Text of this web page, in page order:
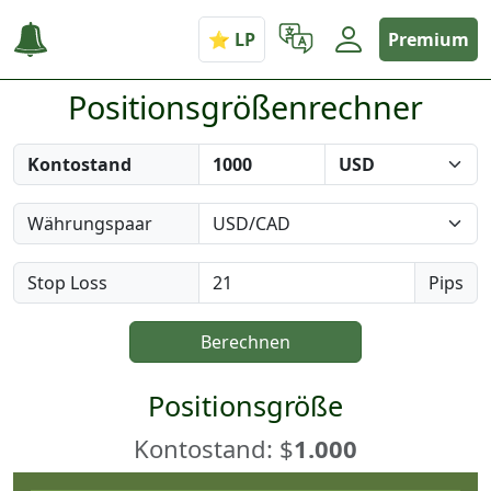
Premium
Positionsgrößenrechner
Kontostand
Währungspaar
Stop Loss Pips
Berechnen
Positionsgröße
Kontostand: $1.000